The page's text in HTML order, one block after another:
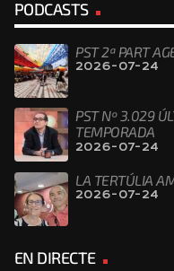
PODCASTS
PST 2ª PART
2026-07-24
PST Nº 3.029
TEMPORADA
2026-07-24
LA TERTÚLIA
2026-07-24
EN DIRECTE